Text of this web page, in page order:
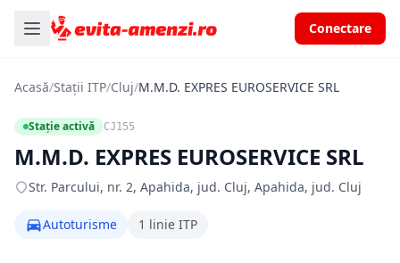
Conectare
Acasă/Stații ITP/Cluj/M.M.D. EXPRES EUROSERVICE SRL
Stație activă CJ155
M.M.D. EXPRES EUROSERVICE SRL
Str. Parcului, nr. 2, Apahida, jud. Cluj, Apahida, jud. Cluj
Autoturisme 1 linie ITP